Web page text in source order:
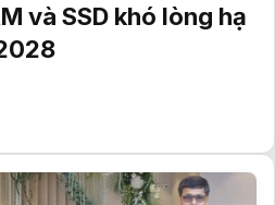
và SSD khó lòng hạ